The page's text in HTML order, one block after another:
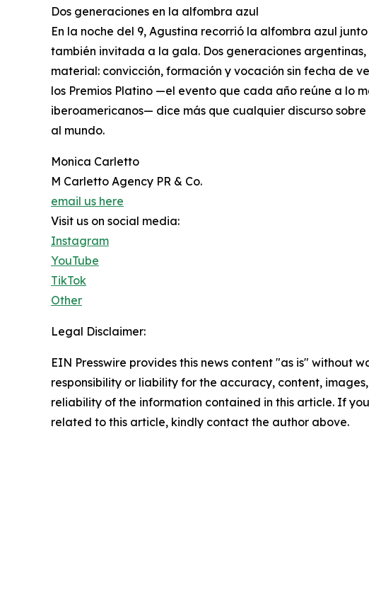
Dos generaciones en la alfombra azul
En la noche del 9, Agustina recorrió la alfombra azul
también invitada a la gala. Dos generaciones
material: convicción, formación y vocación sin fecha de
los Premios Platino —el evento que cada año reúne a lo
iberoamericanos— dice más que cualquier discurso
al mundo.
Monica Carletto
M Carletto Agency PR & Co.
email us here
Visit us on social media:
Instagram
YouTube
TikTok
Other
Legal Disclaimer:
EIN Presswire provides this news content "as is" without
responsibility or liability for the accuracy, content,
reliability of the information contained in this article. If
related to this article, kindly contact the author above.